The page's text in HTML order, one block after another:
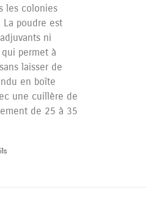
les colonies
La poudre est
ni
permet à
laisser de
en boîte
une cuillère de
de 25 à 35